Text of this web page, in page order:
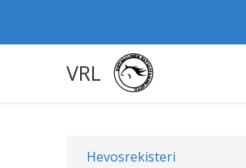
VRL
Hevosrekisteri